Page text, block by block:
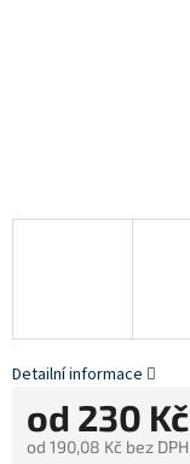
od 230 Kč
od 190,08 Kč bez DPH
Detailní informace